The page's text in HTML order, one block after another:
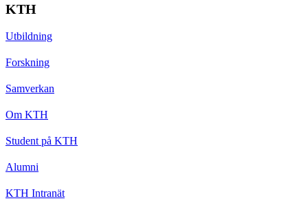
KTH
Utbildning
Forskning
Samverkan
Om KTH
Student på KTH
Alumni
KTH Intranät